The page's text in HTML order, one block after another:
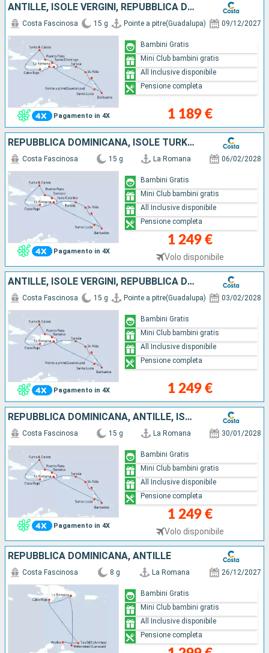
ANTILLE, ISOLE VERGINI, REPUBBLICA DOMINICANA, ISOLE TURKS
Pagamento in 4X
Costa Fascinosa 15 g Pointe a pitre(Guadalupa) 09/12/2027
1 189 €
Bambini Gratis
Mini Club bambini gratis
All Inclusive disponibile
Pensione completa
REPUBBLICA DOMINICANA, ISOLE TURKS, ANTILLE, ISOLE VERGINI
Pagamento in 4X
Costa Fascinosa 15 g La Romana 06/02/2028
1 249 €
Volo disponibile
Bambini Gratis
Mini Club bambini gratis
All Inclusive disponibile
Pensione completa
ANTILLE, ISOLE VERGINI, REPUBBLICA DOMINICANA, ISOLE TURKS
Pagamento in 4X
Costa Fascinosa 15 g Pointe a pitre(Guadalupa) 03/02/2028
1 249 €
Bambini Gratis
Mini Club bambini gratis
All Inclusive disponibile
Pensione completa
REPUBBLICA DOMINICANA, ANTILLE, ISOLE VERGINI, ISOLE TURKS
Pagamento in 4X
Costa Fascinosa 15 g La Romana 30/01/2028
1 249 €
Volo disponibile
Bambini Gratis
Mini Club bambini gratis
All Inclusive disponibile
Pensione completa
REPUBBLICA DOMINICANA, ANTILLE
Costa Fascinosa 8 g La Romana 26/12/2027
Bambini Gratis
Mini Club bambini gratis
All Inclusive disponibile
Pensione completa